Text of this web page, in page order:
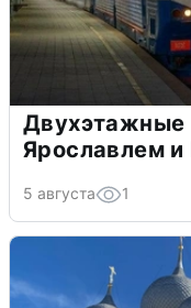
Двухэтажные
Ярославлем
5 августа 1